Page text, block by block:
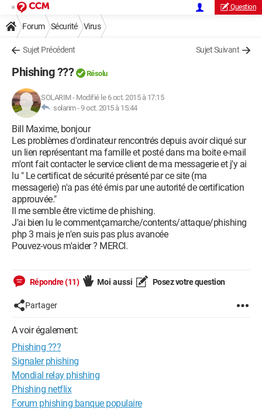
Question
Forum Sécurité Virus
Sujet Précédent Sujet Suivant
Phishing ??? Résolu
SOLARIM- Modifié le 6 oct. 2015 à 17:15
solarim -9 oct. 2015 à 15:44
Bill Maxime, bonjour
Les problèmes d'ordinateur rencontrés depuis avoir cliqué sur
un lien représentant ma famille et posté dans ma boite e-mail
m'ont fait contacter le service client de ma messagerie et j'y ai
lu " Le certificat de sécurité présenté par ce site (ma
messagerie) n'a pas été émis par une autorité de certification
approuvée."
Il me semble être victime de phishing.
J'ai bien lu le commentçamarche/contents/attaque/phishing
php 3 mais je n'en suis pas plus avancée
Pouvez-vous m'aider ? MERCI.
Répondre (11) Moi aussi Posez votre question
Partager
A voir également:
Phishing ???
Signaler phishing
Mondial relay phishing
Phishing netflix
Forum phishing banque populaire